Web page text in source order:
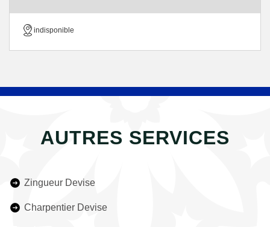
indisponible
AUTRES SERVICES
Zingueur Devise
Charpentier Devise